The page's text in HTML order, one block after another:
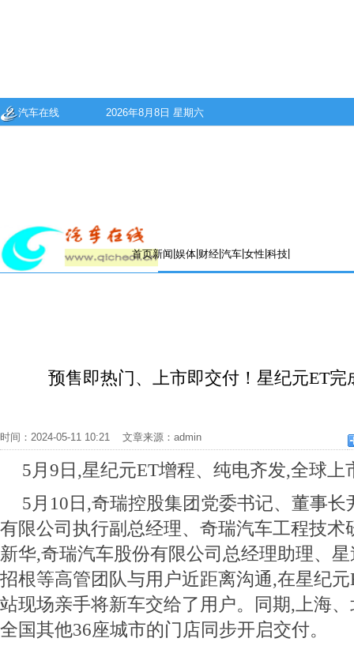
汽车在线 2026年8月8日 星期六
首页新闻 娱体 财经 汽车 女性 科技
预售即热门、上市即交付！星纪元ET完
时间：2024-05-11 10:21 文章来源：admin
5月9日,星纪元ET增程、纯电齐发,全球上
5月10日,奇瑞控股集团党委书记、董事
有限公司执行副总经理、奇瑞汽车工程技术
新华,奇瑞汽车股份有限公司总经理助理、
招根等高管团队与用户近距离沟通,在星纪
站现场亲手将新车交给了用户。同期,上海
全国其他36座城市的门店同步开启交付。